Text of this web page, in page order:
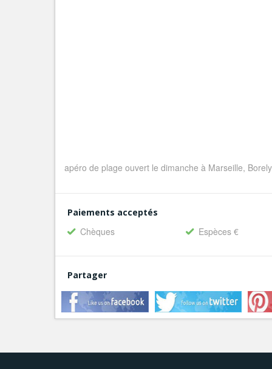
apéro de plage ouvert le dimanche à Marseille,
Paiements acceptés
Chèques Espèces €
Partager